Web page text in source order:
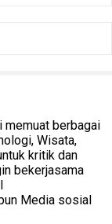
memuat berbagai
Wisata,
kritik dan
bekerjasama
Media sosial